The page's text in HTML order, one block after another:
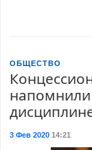
ОБЩЕСТВО
3 Фев 202014:21